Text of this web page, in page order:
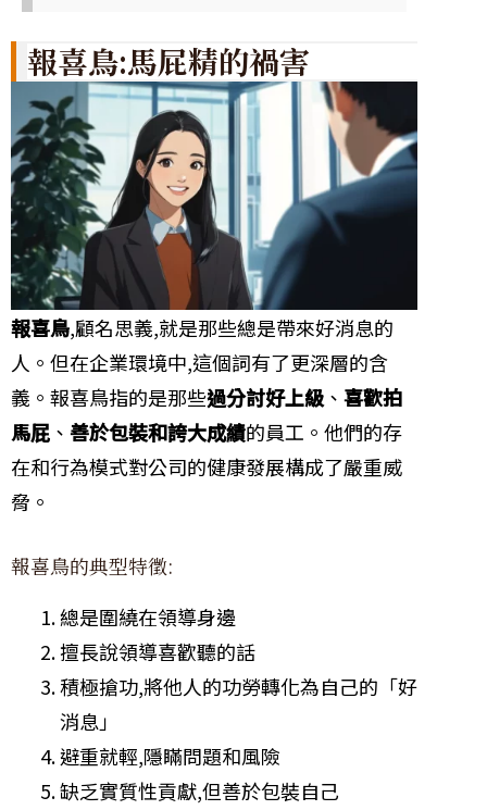
報喜鳥:馬屁精的禍害
報喜鳥,顧名思義,就是那些總是帶來好消息的
人。但在企業環境中,這個詞有了更深層的含
義。報喜鳥指的是那些過分討好上級 、 喜歡拍
馬屁 、 善於包裝和誇大成績的員工。他們的存
在和行為模式對公司的健康發展構成了嚴重威
脅。
報喜鳥的典型特徵:
總是圍繞在領導身邊
擅長說領導喜歡聽的話
積極搶功,將他人的功勞轉化為自己的「好
消息」
避重就輕,隱瞞問題和風險
缺乏實質性貢獻,但善於包裝自己